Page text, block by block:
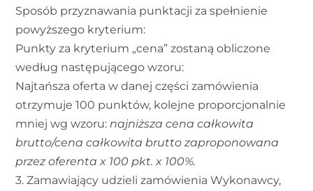
Sposób przyznawania punktacji za spełnienie
powyższego kryterium:
Punkty za kryterium „cena” zostaną obliczone
według następującego wzoru:
Najtańsza oferta w danej części zamówienia
otrzymuje 100 punktów, kolejne proporcjonalnie
mniej wg wzoru: najniższa cena całkowita
brutto/cena całkowita brutto zaproponowana
przez oferenta x 100 pkt. x 100%.
3. Zamawiający udzieli zamówienia Wykonawcy,